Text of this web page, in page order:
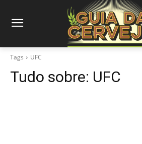
Tags UFC
Tudo sobre: UFC